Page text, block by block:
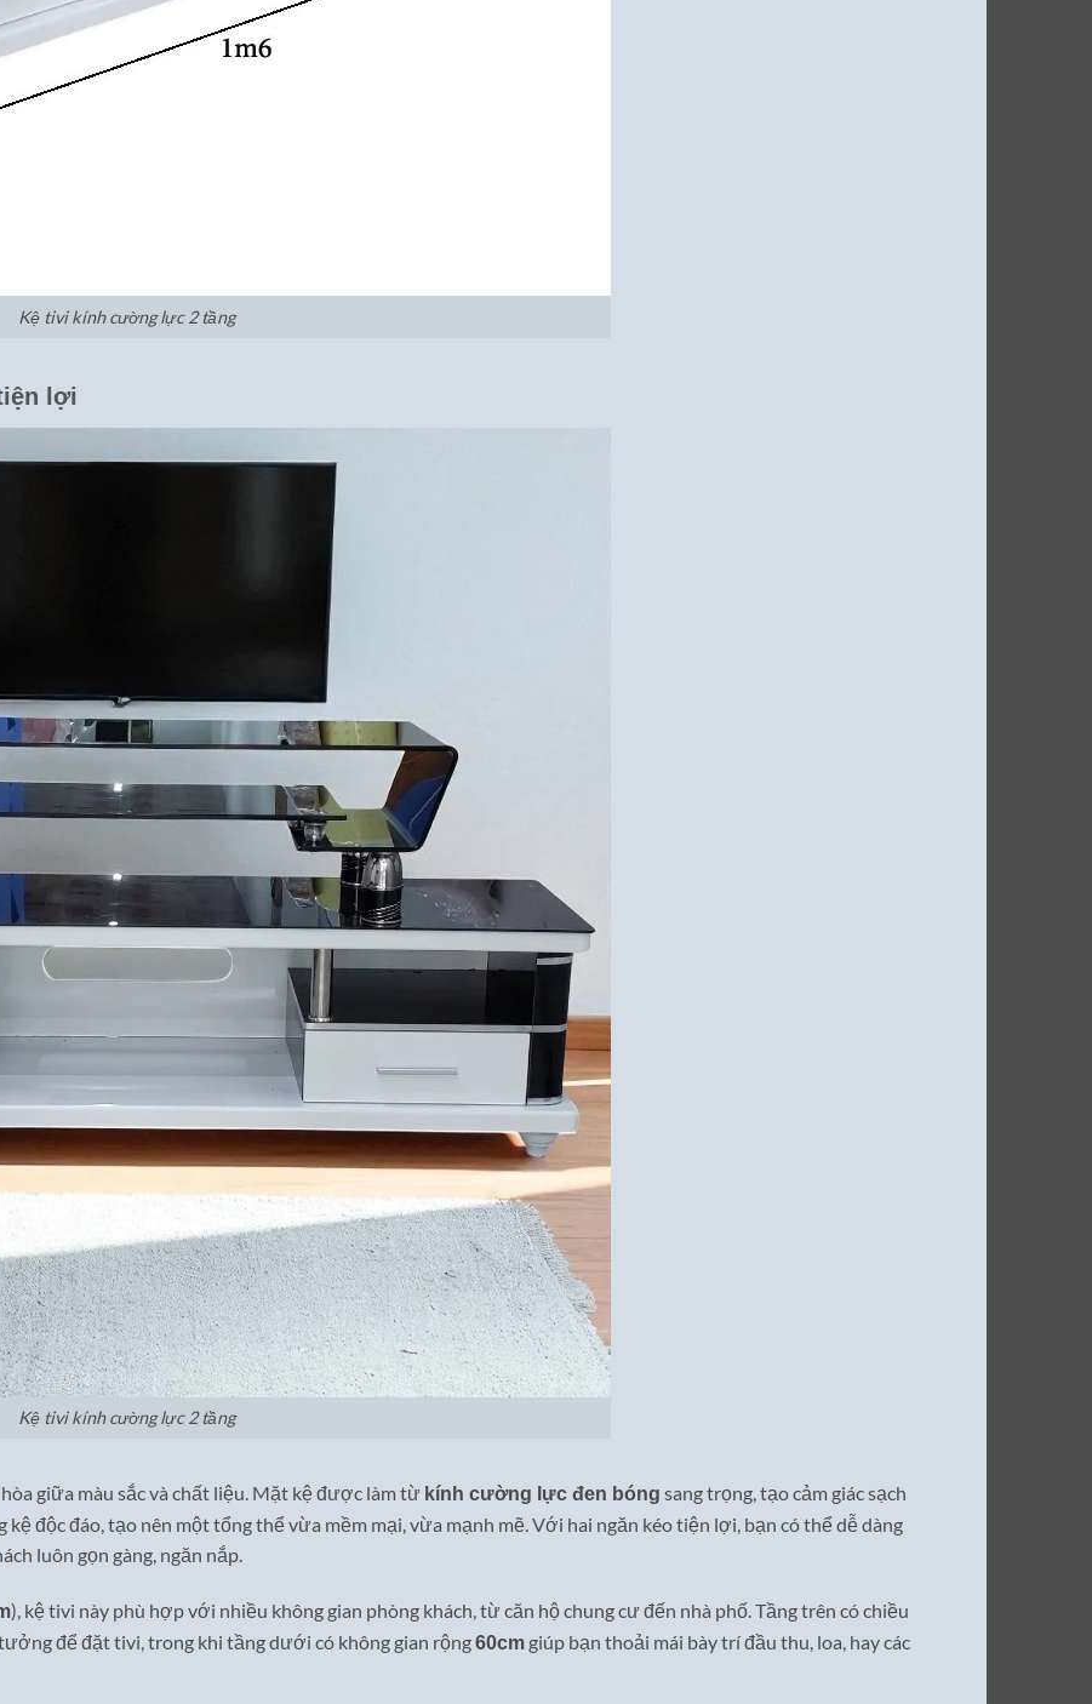
Kệ tivi kính cường lực 2 tầng
lợi
Kệ tivi kính cường lực 2 tầng
giữa màu sắc và chất liệu. Mặt kệ được làm từ kính cường lực đen bóng sang trọng, tạo cảm giác sạch
kệ độc đáo, tạo nên một tổng thể vừa mềm mại, vừa mạnh mẽ. Với hai ngăn kéo tiện lợi, bạn có thể dễ dàng
luôn gọn gàng, ngăn nắp.
), kệ tivi này phù hợp với nhiều không gian phòng khách, từ căn hộ chung cư đến nhà phố. Tầng trên có chiều
để đặt tivi, trong khi tầng dưới có không gian rộng60cm giúp bạn thoải mái bày trí đầu thu, loa, hay các